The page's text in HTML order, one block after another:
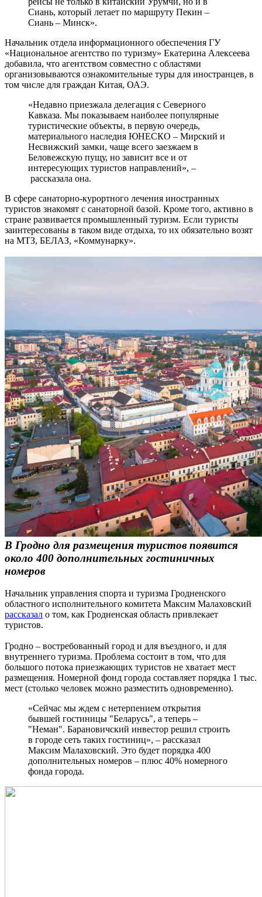
Сиань, который летает по маршруту Пекин –
Сиань – Минск».
Начальник отдела информационного обеспечения ГУ
«Национальное агентство по туризму» Екатерина Алексеева
добавила, что агентством совместно с областями
организовываются ознакомительные туры для иностранцев, в
том числе для граждан Китая, ОАЭ.
«Недавно приезжала делегация с Северного
Кавказа. Мы показываем наиболее популярные
туристические объекты, в первую очередь,
материального наследия ЮНЕСКО – Мирский и
Несвижский замки, чаще всего заезжаем в
Беловежскую пущу, но зависит все и от
интересующих туристов направлений», –
рассказала она.
В сфере санаторно-курортного лечения иностранных
туристов знакомят с санаторной базой. Кроме того, активно в
стране развивается промышленный туризм. Если туристы
заинтересованы в таком виде отдыха, то их обязательно возят
на МТЗ, БЕЛАЗ, «Коммунарку».
В Гродно для размещения туристов появится
около 400 дополнительных гостиничных
номеров
Начальник управления спорта и туризма Гродненского
областного исполнительного комитета Максим Малаховский
рассказал о том, как Гродненская область привлекает
туристов.
Гродно – востребованный город и для въездного, и для
внутреннего туризма. Проблема состоит в том, что для
большого потока приезжающих туристов не хватает мест
размещения. Номерной фонд города составляет порядка 1 тыс.
мест (столько человек можно разместить одновременно).
«Сейчас мы ждем с нетерпением открытия
бывшей гостиницы "Беларусь", а теперь –
"Неман". Барановичский инвестор решил строить
в городе сеть таких гостиниц», – рассказал
Максим Малаховский. Это будет порядка 400
дополнительных номеров – плюс 40% номерного
фонда города.